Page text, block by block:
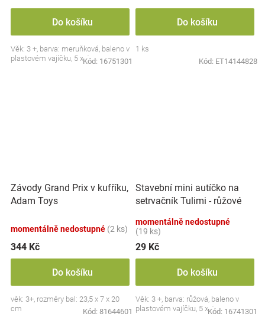
Do košíku
Věk: 3 +, barva: meruňková, baleno v
plastovém vajíčku, 5 x 4 cm.
Kód: 16751301
Do košíku
1 ks
Kód: ET14144828
Závody Grand Prix v kufříku,
Adam Toys
momentálně nedostupné (2 ks)
344 Kč
Do košíku
věk: 3+, rozměry bal: 23,5 x 7 x 20
cm
Kód: 81644601
Stavební mini autíčko na
setrvačník Tulimi - růžové
momentálně nedostupné
(19 ks)
29 Kč
Do košíku
Věk: 3 +, barva: růžová, baleno v
plastovém vajíčku, 5 x 4 cm.
Kód: 16741301